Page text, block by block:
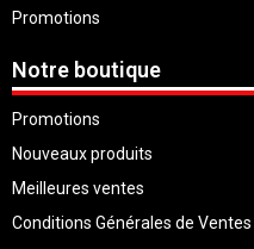
Promotions
Notre boutique
Promotions
Nouveaux produits
Meilleures ventes
Conditions Générales de Ventes